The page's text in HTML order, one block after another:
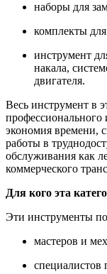
наборы для
комплекты
инструмент
накала,
двигателя.
Весь инструмент в
профессионального
экономия времени,
работы в
обслуживания как
коммерческого
Для кого эта
Эти инструменты
мастеров и
специалистов